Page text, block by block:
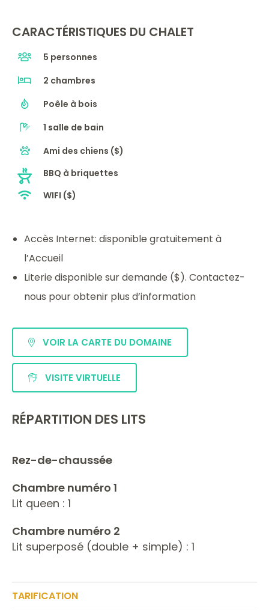
CARACTÉRISTIQUES DU CHALET
5 personnes
2 chambres
Poêle à bois
1 salle de bain
Ami des chiens ($)
BBQ à briquettes
WIFI ($)
Accès Internet: disponible gratuitement à
l’Accueil
Literie disponible sur demande ($). Contactez-
nous pour obtenir plus d’information
VOIR LA CARTE DU DOMAINE
VISITE VIRTUELLE
RÉPARTITION DES LITS
Rez-de-chaussée
Chambre numéro 1
Lit queen : 1
Chambre numéro 2
Lit superposé (double + simple) : 1
TARIFICATION